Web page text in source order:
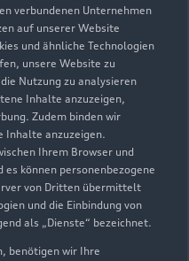
verbundenen Unternehmen
auf unserer Website
und ähnliche Technologien
unsere Website zu
Nutzung zu analysieren
Inhalte anzuzeigen,
Zudem binden wir
Inhalte anzuzeigen.
Ihrem Browser und
können personenbezogene
von Dritten übermittelt
und die Einbindung von
als „Dienste“ bezeichnet.
benötigen wir Ihre